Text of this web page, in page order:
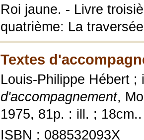
Roi jaune. - Livre
quatrième: La
Textes
Louis-Philippe Hébert
d'accompagnement,
1975, 81p. : ill. ; 18cm..
ISBN : 088532093X